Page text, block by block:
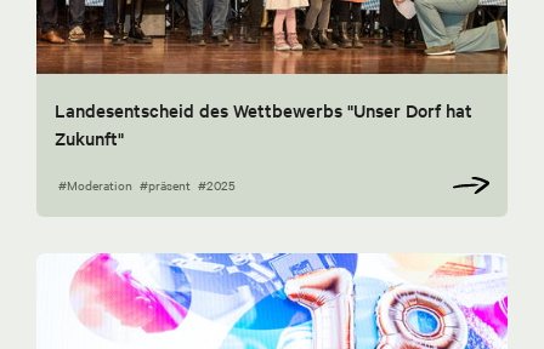
Landesentscheid des Wettbewerbs "Unser Dorf hat
Zukunft"
#Moderation #präsent #2025